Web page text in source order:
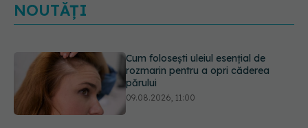
NOUTĂȚI
Secretul ciocolatei perfecte a fost
descoperit. Nu se află în rețetă
09.08.2026, 10:00